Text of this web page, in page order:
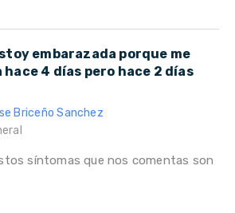
embarazada porque me
hace 4 días pero hace 2 días
Briceño Sanchez
síntomas que nos comentas son